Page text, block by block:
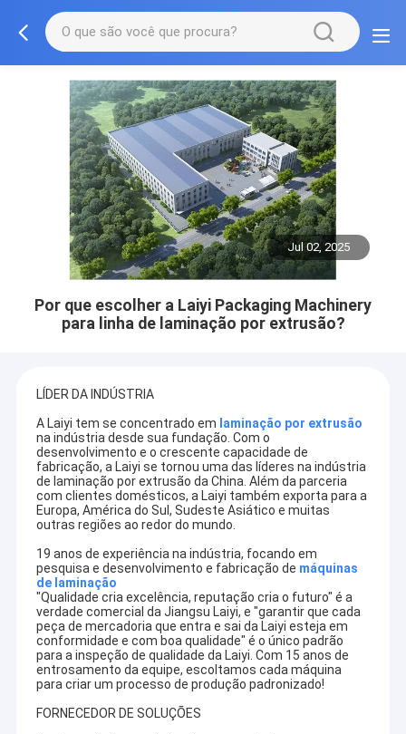
Jul 02, 2025
Por que escolher a Laiyi Packaging Machinery
para linha de laminação por extrusão?
LÍDER DA INDÚSTRIA
A Laiyi tem se concentrado em laminação por extrusão
na indústria desde sua fundação. Com o
desenvolvimento e o crescente capacidade de
fabricação, a Laiyi se tornou uma das líderes na indústria
de laminação por extrusão da China. Além da parceria
com clientes domésticos, a Laiyi também exporta para a
Europa, América do Sul, Sudeste Asiático e muitas
outras regiões ao redor do mundo.
19 anos de experiência na indústria, focando em
pesquisa e desenvolvimento e fabricação de máquinas
de laminação
"Qualidade cria excelência, reputação cria o futuro" é a
verdade comercial da Jiangsu Laiyi, e "garantir que cada
peça de mercadoria que entra e sai da Laiyi esteja em
conformidade e com boa qualidade" é o único padrão
para a inspeção de qualidade da Laiyi. Com 15 anos de
entrosamento da equipe, escoltamos cada máquina
para criar um processo de produção padronizado!
FORNECEDOR DE SOLUÇÕES